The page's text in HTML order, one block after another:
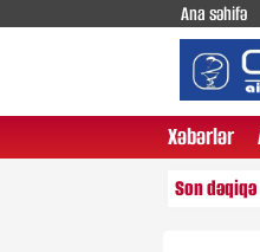
Ana səhifə
Xəbərlər
Son dəqiqə
Qaragilənin az